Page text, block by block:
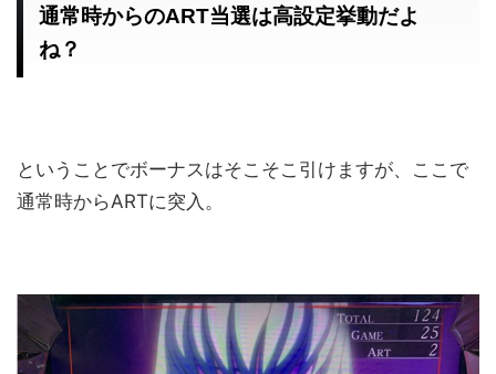
通常時からのART当選は高設定挙動だよ
ね？
ということでボーナスはそこそこ引けますが、ここで
通常時からARTに突入。